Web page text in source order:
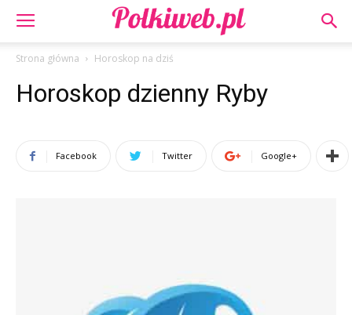
Strona główna Horoskop na dziś
Horoskop dzienny Ryby
Facebook Twitter Google+